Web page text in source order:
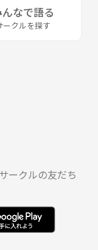
お送りください。
連絡ください！☆
んなで語る
ークルを探す
ークルの友だち